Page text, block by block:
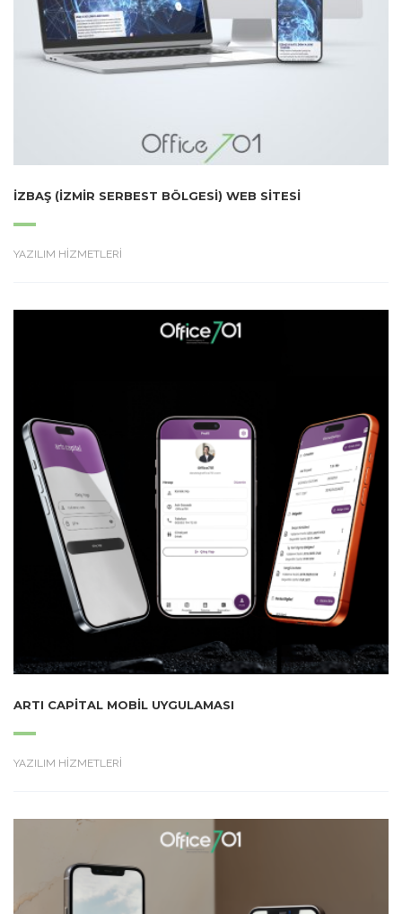
İZBAŞ (İZMIR SERBEST BÖLGESI) WEB SITESI
YAZILIM HİZMETLERİ
ARTI CAPITAL MOBIL UYGULAMASI
YAZILIM HİZMETLERİ